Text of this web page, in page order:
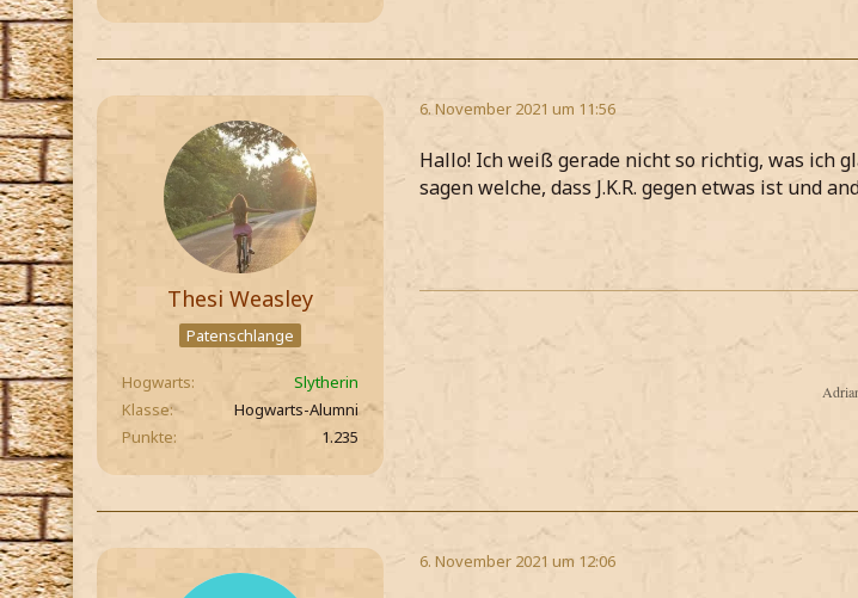
Thesi Weasley
Patenschlange
Hogwarts
Slytherin
Klasse
Hogwarts-Alumni
Punkte
1.235
6. November 2021 um 11:56
Hallo! Ich weiß gerade nicht so richtig, was ich
sagen welche, dass J.K.R. gegen etwas ist und
6. November 2021 um 12:06